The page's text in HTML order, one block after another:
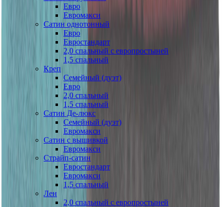
Евро
Евромакси
Сатин однотонный
Евро
Евростандарт
2,0 спальный с европростыней
1,5 спальный
Креп
Семейный (дуэт)
Евро
2,0 спальный
1,5 спальный
Сатин Де-люкс
Семейный (дуэт)
Евромакси
Сатин с вышивкой
Евромакси
Страйп-сатин
Евростандарт
Евромакси
1,5 спальный
Лен
2,0 спальный с европростыней